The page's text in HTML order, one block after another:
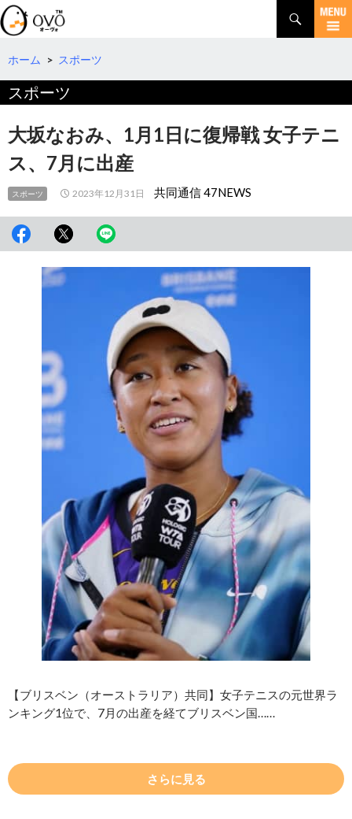
検
索
コ
テ
へ
動
ホーム > スポーツ
スポーツ
大坂なおみ、1月1日に復帰戦 女子テニ
ス、7月に出産
スポーツ 2023年12月31日 共同通信 47NEWS
【ブリスベン（オーストラリア）共同】女子テニスの元世界ラ
ンキング1位で、7月の出産を経てブリスベン国……
さらに見る